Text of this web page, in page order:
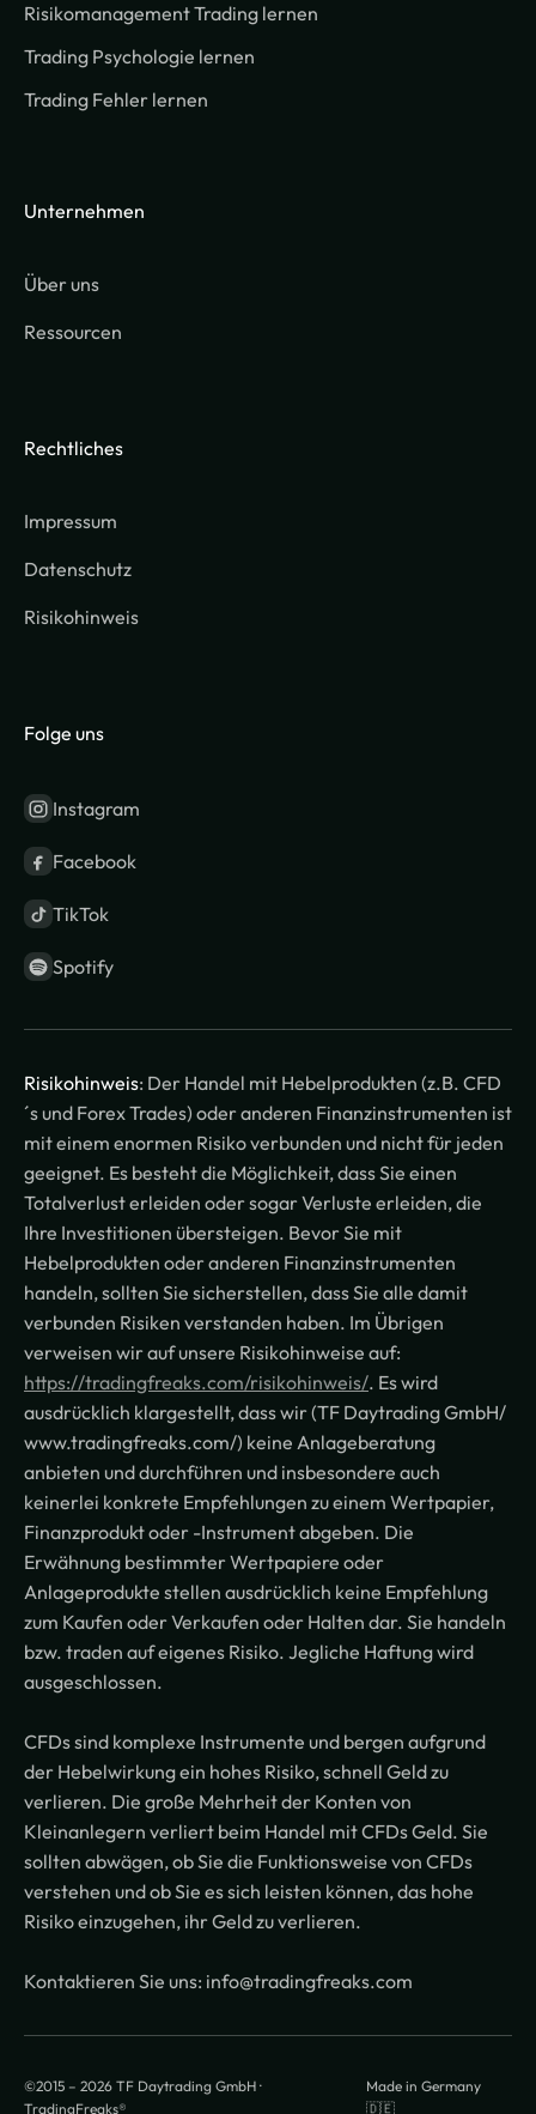
Risikomanagement Trading lernen
Trading Psychologie lernen
Trading Fehler lernen
Unternehmen
Über uns
Ressourcen
Rechtliches
Impressum
Datenschutz
Risikohinweis
Folge uns
Instagram
Facebook
TikTok
Spotify
Risikohinweis: Der Handel mit Hebelprodukten (z.B. CFD
´s und Forex Trades) oder anderen Finanzinstrumenten ist
mit einem enormen Risiko verbunden und nicht für jeden
geeignet. Es besteht die Möglichkeit, dass Sie einen
Totalverlust erleiden oder sogar Verluste erleiden, die
Ihre Investitionen übersteigen. Bevor Sie mit
Hebelprodukten oder anderen Finanzinstrumenten
handeln, sollten Sie sicherstellen, dass Sie alle damit
verbunden Risiken verstanden haben. Im Übrigen
verweisen wir auf unsere Risikohinweise auf:
https://tradingfreaks.com/risikohinweis/. Es wird
ausdrücklich klargestellt, dass wir (TF Daytrading GmbH/
www.tradingfreaks.com/) keine Anlageberatung
anbieten und durchführen und insbesondere auch
keinerlei konkrete Empfehlungen zu einem Wertpapier,
Finanzprodukt oder -Instrument abgeben. Die
Erwähnung bestimmter Wertpapiere oder
Anlageprodukte stellen ausdrücklich keine Empfehlung
zum Kaufen oder Verkaufen oder Halten dar. Sie handeln
bzw. traden auf eigenes Risiko. Jegliche Haftung wird
ausgeschlossen.
CFDs sind komplexe Instrumente und bergen aufgrund
der Hebelwirkung ein hohes Risiko, schnell Geld zu
verlieren. Die große Mehrheit der Konten von
Kleinanlegern verliert beim Handel mit CFDs Geld. Sie
sollten abwägen, ob Sie die Funktionsweise von CFDs
verstehen und ob Sie es sich leisten können, das hohe
Risiko einzugehen, ihr Geld zu verlieren.
Kontaktieren Sie uns: info@tradingfreaks.com
©2015 – 2026 TF Daytrading GmbH ·
TradingFreaks®
Made in Germany
🇩🇪